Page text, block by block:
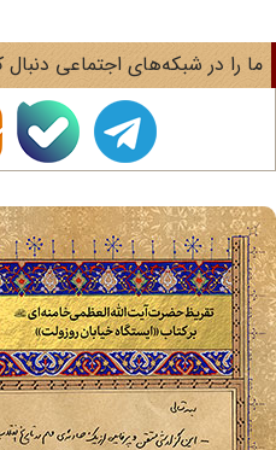
را در شبکه‌های اجتماعی دنبال